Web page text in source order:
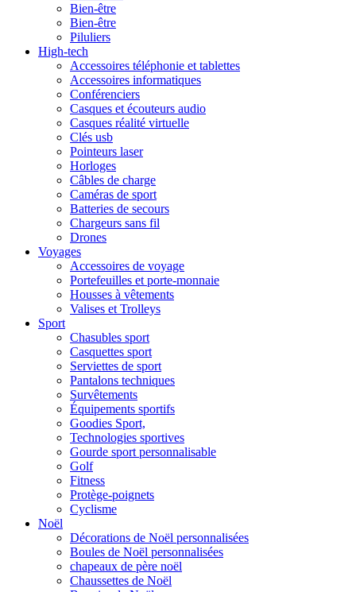
Bien-être
Bien-être
Piluliers
High-tech
Accessoires téléphonie et tablettes
Accessoires informatiques
Conférenciers
Casques et écouteurs audio
Casques réalité virtuelle
Clés usb
Pointeurs laser
Horloges
Câbles de charge
Caméras de sport
Batteries de secours
Chargeurs sans fil
Drones
Voyages
Accessoires de voyage
Portefeuilles et porte-monnaie
Housses à vêtements
Valises et Trolleys
Sport
Chasubles sport
Casquettes sport
Serviettes de sport
Pantalons techniques
Survêtements
Équipements sportifs
Goodies Sport,
Technologies sportives
Gourde sport personnalisable
Golf
Fitness
Protège-poignets
Cyclisme
Noël
Décorations de Noël personnalisées
Boules de Noël personnalisées
chapeaux de père noël
Chaussettes de Noël